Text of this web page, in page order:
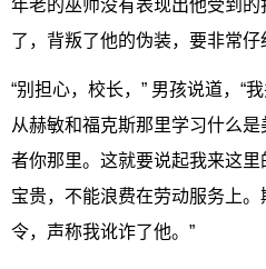
年老的巫师没有表现出他受到
了，背叛了他的伪装，要非常仔
“别担心，校长，” 男孩说道，“
从赫敏和福克斯那里学习什么
者你那里。这就要说起我来这
宝贵，不能浪费在劳动服务上
令，声称我讹诈了他。”